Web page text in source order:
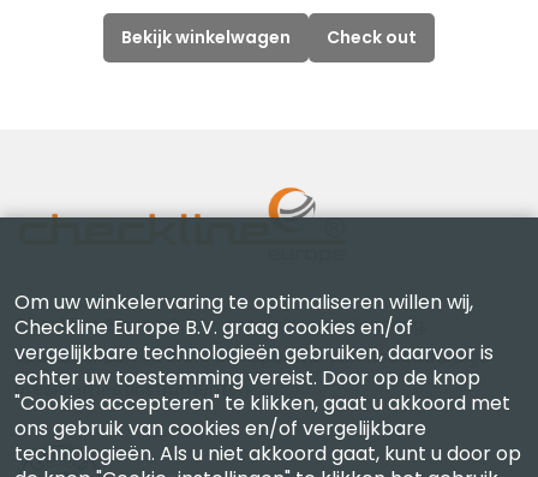
Bekijk winkelwagen Check out
Checkline Europe B.V. — specialisten in levering,
kalibratie, certificering en reparatie van hoogwaardige
precisiemeetinstrumenten.
Om uw winkelervaring te optimaliseren willen wij,
Checkline Europe B.V. graag cookies en/of
vergelijkbare technologieën gebruiken, daarvoor is
echter uw toestemming vereist. Door op de knop
"Cookies accepteren" te klikken, gaat u akkoord met
ons gebruik van cookies en/of vergelijkbare
technologieën. Als u niet akkoord gaat, kunt u door op